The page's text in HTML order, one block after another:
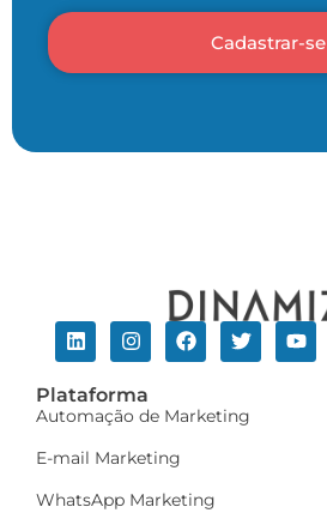
Cadastrar-se
Plataforma
Automação de Marketing
E-mail Marketing
WhatsApp Marketing